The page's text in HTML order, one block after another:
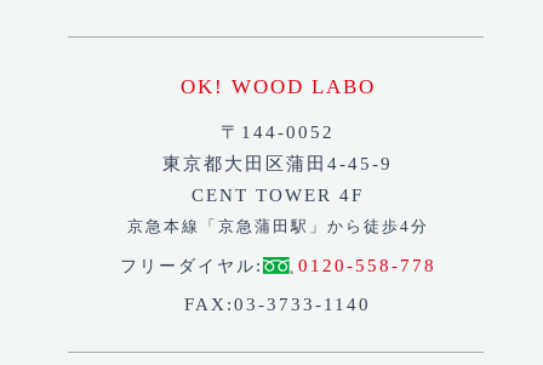
OK! WOOD LABO
〒144-0052
東京都大田区蒲田4-45-9
CENT TOWER 4F
京急本線「京急蒲田駅」から徒歩4分
フリーダイヤル :
0120-558-778
FAX:03-3733-1140